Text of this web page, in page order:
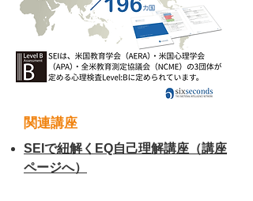
関連講座
SEIで紐解くEQ自己理解講座（講座
ページへ）